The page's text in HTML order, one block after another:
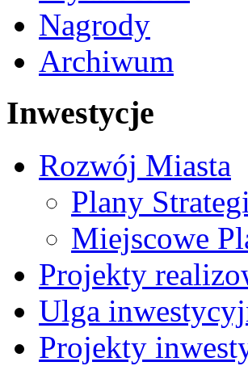
Nagrody
Archiwum
Inwestycje
Rozwój Miasta
Plany
Miejscowe
Projekty
Ulga
Projekty